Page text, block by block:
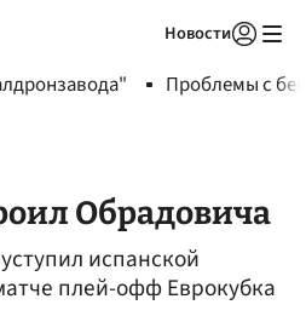
Новости
Проблемы с
Обрадовича
испанской
плей-офф Еврокубка